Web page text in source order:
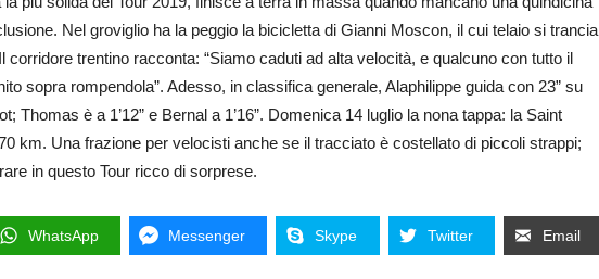
Nel groviglio ha la peggio la bicicletta di Gianni Moscon, il cui telaio si trancia
corridore trentino racconta: “Siamo caduti ad alta velocità, e qualcuno con tutto il
sopra rompendola”. Adesso, in classifica generale, Alaphilippe guida con 23” su
Thomas è a 1’12” e Bernal a 1’16”. Domenica 14 luglio la nona tappa: la Saint
km. Una frazione per velocisti anche se il tracciato è costellato di piccoli strappi;
in questo Tour ricco di sorprese.
WhatsApp Messenger Skype Twitter Email